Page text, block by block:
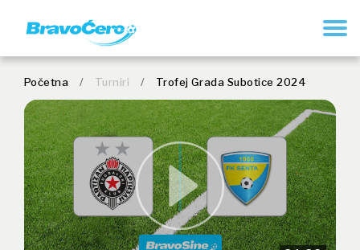
Početna / Turniri / Trofej Grada Subotice 2024